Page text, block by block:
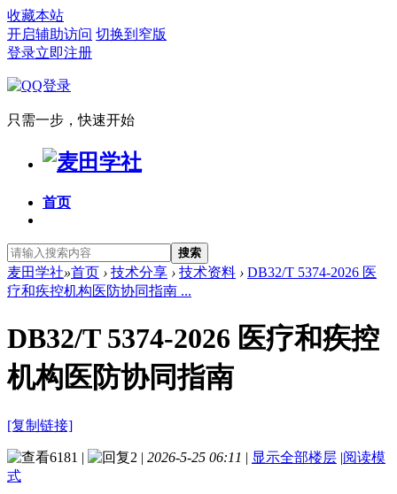
收藏本站
开启辅助访问 切换到窄版
登录立即注册
只需一步，快速开始
首页
搜索
麦田学社»首页 › 技术分享 › 技术资料 › DB32/T 5374-2026 医
疗和疾控机构医防协同指南 ...
DB32/T 5374-2026 医疗和疾控
机构医防协同指南
[复制链接]
6181 | 2 | 2026-5-25 06:11 | 显示全部楼层 |阅读模
式